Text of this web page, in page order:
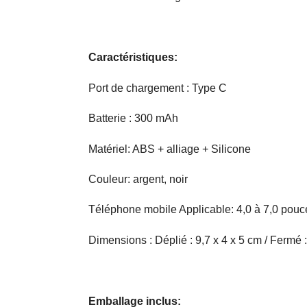
Caractéristiques:
Port de chargement : Type C
Batterie : 300 mAh
Matériel: ABS + alliage + Silicone
Couleur: argent, noir
Téléphone mobile Applicable: 4,0 à 7,0
Dimensions : Déplié : 9,7 x 4 x 5 cm / Fermé
Emballage inclus: